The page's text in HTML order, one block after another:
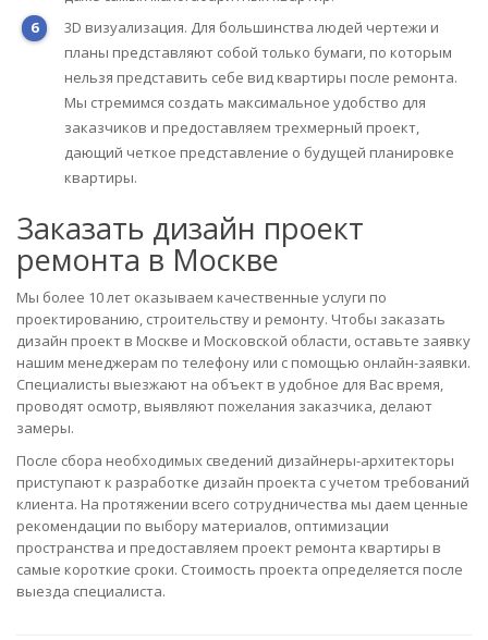
3D визуализация. Для большинства людей чертежи и
планы представляют собой только бумаги, по которым
нельзя представить себе вид квартиры после ремонта.
Мы стремимся создать максимальное удобство для
заказчиков и предоставляем трехмерный проект,
дающий четкое представление о будущей планировке
квартиры.
Заказать дизайн проект
ремонта в Москве
Мы более 10 лет оказываем качественные услуги по
проектированию, строительству и ремонту. Чтобы заказать
дизайн проект в Москве и Московской области, оставьте заявку
нашим менеджерам по телефону или с помощью онлайн-заявки.
Специалисты выезжают на объект в удобное для Вас время,
проводят осмотр, выявляют пожелания заказчика, делают
замеры.
После сбора необходимых сведений дизайнеры-архитекторы
приступают к разработке дизайн проекта с учетом требований
клиента. На протяжении всего сотрудничества мы даем ценные
рекомендации по выбору материалов, оптимизации
пространства и предоставляем проект ремонта квартиры в
самые короткие сроки. Стоимость проекта определяется после
выезда специалиста.